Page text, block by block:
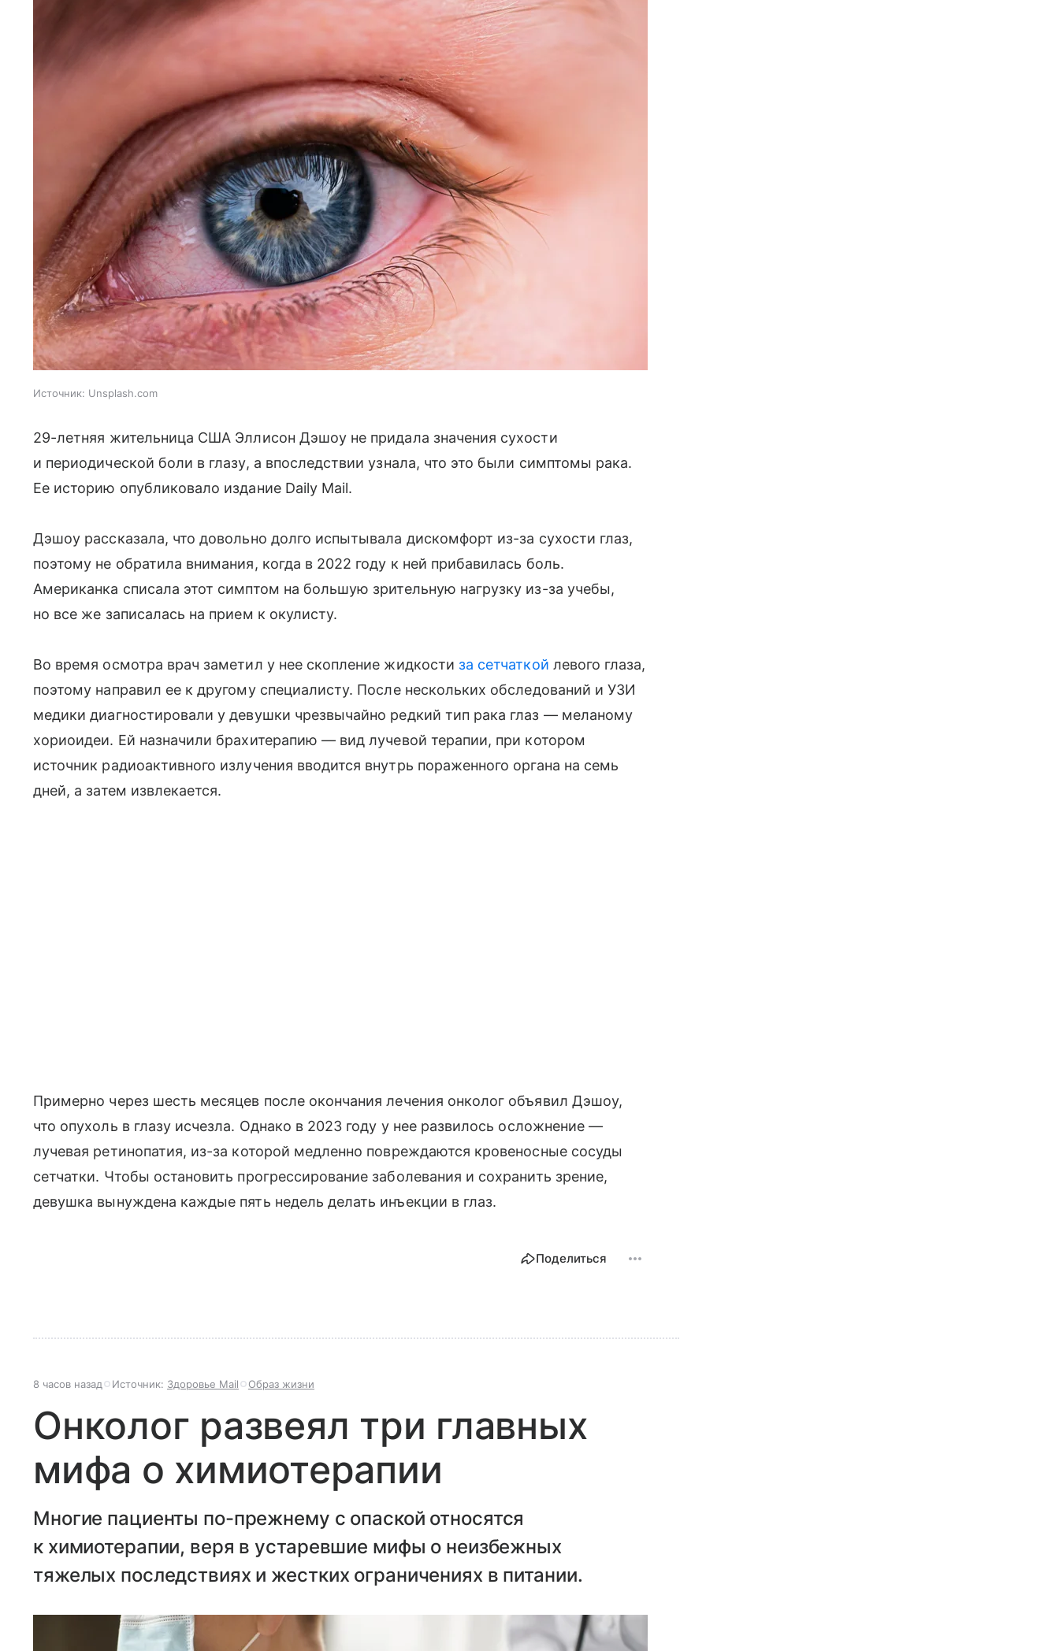
Источник: Unsplash.com
29-летняя жительница США Эллисон Дэшоу не придала значения сухости
и периодической боли в глазу, а впоследствии узнала, что это были симптомы рака.
Ее историю опубликовало издание Daily Mail.
Дэшоу рассказала, что довольно долго испытывала дискомфорт из-за сухости глаз,
поэтому не обратила внимания, когда в 2022 году к ней прибавилась боль.
Американка списала этот симптом на большую зрительную нагрузку из-за учебы,
но все же записалась на прием к окулисту.
Во время осмотра врач заметил у нее скопление жидкости за сетчаткой левого глаза,
поэтому направил ее к другому специалисту. После нескольких обследований и УЗИ
медики диагностировали у девушки чрезвычайно редкий тип рака глаз — меланому
хориоидеи. Ей назначили брахитерапию — вид лучевой терапии, при котором
источник радиоактивного излучения вводится внутрь пораженного органа на семь
дней, а затем извлекается.
Примерно через шесть месяцев после окончания лечения онколог объявил Дэшоу,
что опухоль в глазу исчезла. Однако в 2023 году у нее развилось осложнение —
лучевая ретинопатия, из-за которой медленно повреждаются кровеносные сосуды
сетчатки. Чтобы остановить прогрессирование заболевания и сохранить зрение,
девушка вынуждена каждые пять недель делать инъекции в глаз.
Поделиться
8 часов назад Источник: Здоровье Mail Образ жизни
Онколог развеял три главных
мифа о химиотерапии
Многие пациенты по-прежнему с опаской относятся
к химиотерапии, веря в устаревшие мифы о неизбежных
тяжелых последствиях и жестких ограничениях в питании.